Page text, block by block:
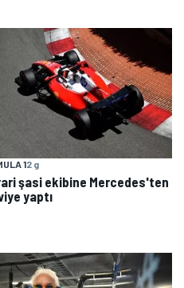
12 g
şasi ekibine Mercedes'ten
yaptı